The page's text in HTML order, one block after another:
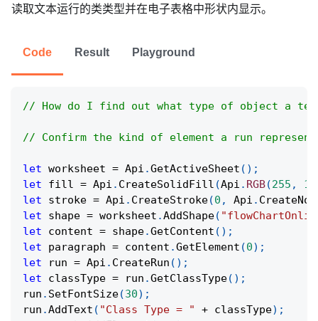
读取文本运行的类类型并在电子表格中形状内显示。
Code Result Playground
// How do I find out what type of object a
// Confirm the kind of element a run
let worksheet = Api .GetActiveSheet ( ) ;
let fill = Api . CreateSolidFill (Api . RGB(255 ,
let stroke = Api . CreateStroke(0 , Api .
let shape = worksheet .AddShape(
let content = shape.GetContent ( ) ;
let paragraph = content .GetElement (0) ;
let run = Api . CreateRun ( ) ;
let classType = run .GetClassType( ) ;
run . SetFontSize(30) ;
run .AddText ( "Class Type = " + classType) ;